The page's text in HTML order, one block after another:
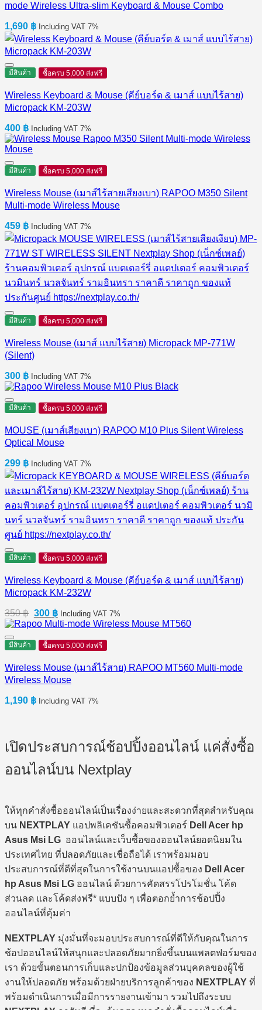
mode Wireless Ultra-slim Keyboard & Mouse Combo
1,690 ฿ Including VAT 7%
มีสินค้า ซื้อครบ 5,000 ส่งฟรี
Wireless Keyboard & Mouse (คีย์บอร์ด & เมาส์ แบบไร้สาย)
Micropack KM-203W
400 ฿ Including VAT 7%
มีสินค้า ซื้อครบ 5,000 ส่งฟรี
Wireless Mouse (เมาส์ไร้สายเสียงเบา) RAPOO M350 Silent
Multi-mode Wireless Mouse
459 ฿ Including VAT 7%
มีสินค้า ซื้อครบ 5,000 ส่งฟรี
Wireless Mouse (เมาส์ แบบไร้สาย) Micropack MP-771W
(Silent)
300 ฿ Including VAT 7%
มีสินค้า ซื้อครบ 5,000 ส่งฟรี
MOUSE (เมาส์เสียงเบา) RAPOO M10 Plus Silent Wireless
Optical Mouse
299 ฿ Including VAT 7%
มีสินค้า ซื้อครบ 5,000 ส่งฟรี
Wireless Keyboard & Mouse (คีย์บอร์ด & เมาส์ แบบไร้สาย)
Micropack KM-232W
350฿ Original
price
350 ฿.
300 ฿Current
price
300 ฿.
Including VAT 7%
มีสินค้า ซื้อครบ 5,000 ส่งฟรี
Wireless Mouse (เมาส์ไร้สาย) RAPOO MT560 Multi-mode
Wireless Mouse
1,190 ฿ Including VAT 7%
เปิดประสบการณ์ช้อปปิ้งออนไลน์ แค่สั่งซื้อ
ออนไลน์บน Nextplay
ให้ทุกคำสั่งซื้อออนไลน์เป็นเรื่องง่ายและสะดวกที่สุดสำหรับคุณ
บน NEXTPLAY แอปพลิเคชันซื้อคอมพิวเตอร์ Dell Acer hp
Asus Msi LG ออนไลน์และเว็บซื้อของออนไลน์ยอดนิยมใน
ประเทศไทย ที่ปลอดภัยและเชื่อถือได้ เราพร้อมมอบ
ประสบการณ์ที่ดีที่สุดในการใช้งานบนแอปซื้อของ Dell Acer
hp Asus Msi LG ออนไลน์ ด้วยการคัดสรรโปรโมชั่น โค้ด
ส่วนลด และโค้ดส่งฟรี* แบบปัง ๆ เพื่อตอกย้ำการช้อปปิ้ง
ออนไลน์ที่คุ้มค่า
NEXTPLAY มุ่งมั่นที่จะมอบประสบการณ์ที่ดีให้กับคุณในการ
ช้อปออนไลน์ให้สนุกและปลอดภัยมากยิ่งขึ้นบนแพลตฟอร์มของ
เรา ด้วยขั้นตอนการเก็บและปกป้องข้อมูลส่วนบุคคลของผู้ใช้
งานให้ปลอดภัย พร้อมด้วยฝ่ายบริการลูกค้าของ NEXTPLAY ที่
พร้อมดำเนินการเมื่อมีการรายงานเข้ามา รวมไปถึงระบบ